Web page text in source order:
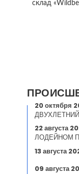
склад
20 октября
22 августа
ЛОДЕЙНОМ
13 августа
09 августа